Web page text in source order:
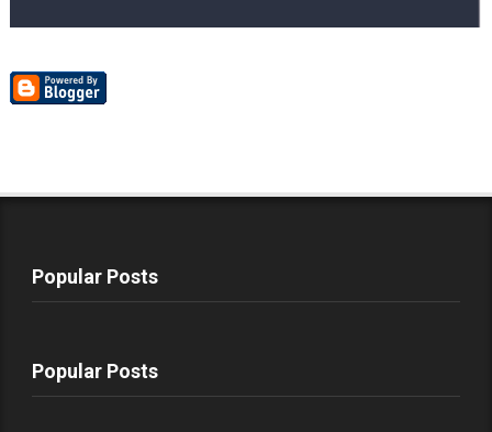
Popular Posts
Popular Posts